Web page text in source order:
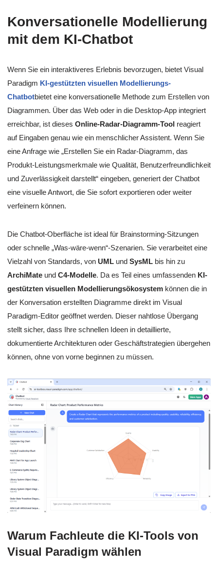
Konversationelle Modellierung
mit dem KI-Chatbot
Wenn Sie ein interaktiveres Erlebnis bevorzugen, bietet Visual
Paradigm KI-gestützten visuellen Modellierungs-
Chatbotbietet eine konversationelle Methode zum Erstellen von
Diagrammen. Über das Web oder in die Desktop-App integriert
erreichbar, ist dieses Online-Radar-Diagramm-Tool reagiert
auf Eingaben genau wie ein menschlicher Assistent. Wenn Sie
eine Anfrage wie „Erstellen Sie ein Radar-Diagramm, das
Produkt-Leistungsmerkmale wie Qualität, Benutzerfreundlichkeit
und Zuverlässigkeit darstellt“ eingeben, generiert der Chatbot
eine visuelle Antwort, die Sie sofort exportieren oder weiter
verfeinern können.
Die Chatbot-Oberfläche ist ideal für Brainstorming-Sitzungen
oder schnelle „Was-wäre-wenn“-Szenarien. Sie verarbeitet eine
Vielzahl von Standards, von UML und SysML bis hin zu
ArchiMate und C4-Modelle. Da es Teil eines umfassenden KI-
gestützten visuellen Modellierungsökosystem können die in
der Konversation erstellten Diagramme direkt im Visual
Paradigm-Editor geöffnet werden. Dieser nahtlose Übergang
stellt sicher, dass Ihre schnellen Ideen in detaillierte,
dokumentierte Architekturen oder Geschäftstrategien übergehen
können, ohne von vorne beginnen zu müssen.
Warum Fachleute die KI-Tools von
Visual Paradigm wählen